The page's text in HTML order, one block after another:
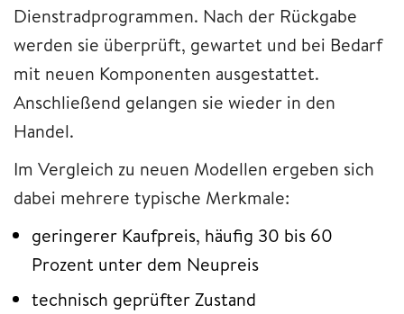
Dienstradprogrammen. Nach der Rückgabe
werden sie überprüft, gewartet und bei Bedarf
mit neuen Komponenten ausgestattet.
Anschließend gelangen sie wieder in den
Handel.
Im Vergleich zu neuen Modellen ergeben sich
dabei mehrere typische Merkmale:
geringerer Kaufpreis, häufig 30 bis 60
Prozent unter dem Neupreis
technisch geprüfter Zustand